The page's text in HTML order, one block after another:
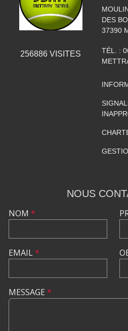
256886 VISITES
DES
37390
TÉL. :
NOUS
NOM *
EMAIL*
MESSAGE *